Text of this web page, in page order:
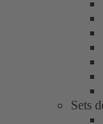
Sets